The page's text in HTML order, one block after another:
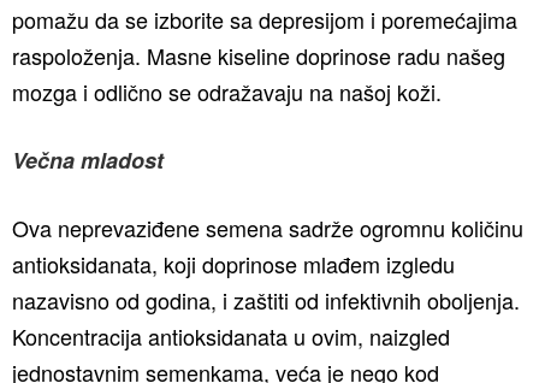
pomažu da se izborite sa depresijom i poremećajima
raspoloženja. Masne kiseline doprinose radu našeg
mozga i odlično se odražavaju na našoj koži.
Večna mladost
Ova neprevaziđene semena sadrže ogromnu količinu
antioksidanata, koji doprinose mlađem izgledu
nazavisno od godina, i zaštiti od infektivnih oboljenja.
Koncentracija antioksidanata u ovim, naizgled
jednostavnim semenkama, veća je nego kod